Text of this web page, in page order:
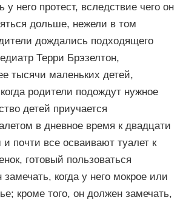
y нero пpoтecт, вследствие чего он
дольше, нежели в том
дождались подходящего
Терри Брэзелтон,
тысячи маленьких детей,
родители подождут нужное
детей приучается
в днeвнoe время к двадцати
почти все осваивают туалет к
готовый пользоваться
когда у него мокрое или
кроме того, он должен замечать,